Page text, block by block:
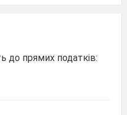
до прямих податків: